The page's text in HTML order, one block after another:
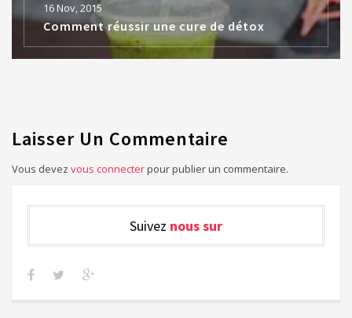
16 Nov, 2015
Comment réussir une cure de détox
Laisser Un Commentaire
Vous devez vous connecterpour publier un commentaire.
Suivez nous sur